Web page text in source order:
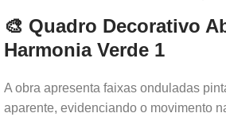
🎨 Quadro Decorativo
Harmonia Verde 1
A obra apresenta faixas onduladas
aparente, evidenciando o movimento